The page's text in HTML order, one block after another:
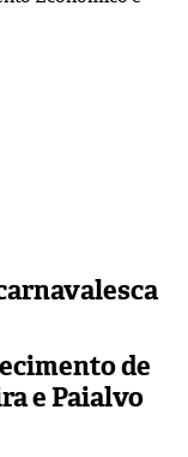
de
e Paialvo